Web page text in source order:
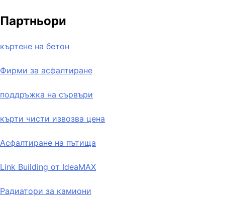
Партньори
къртене на бетон
Фирми за асфалтиране
поддръжка на сървъри
кърти чисти извозва цена
Асфалтиране на пътища
Link Building от IdeaMAX
Радиатори за камиони